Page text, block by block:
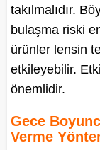
takılmalıdır.
bulaşma riski
ürünler lensin
etkileyebilir.
önemlidir.
Gece
Verme